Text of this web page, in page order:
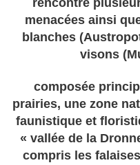
rencontre
menacées ainsi
blanches
visons
composée
prairies, une zone
faunistique et
« vallée de la
compris les